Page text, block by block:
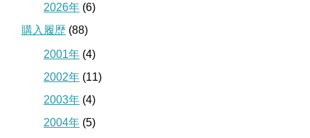
2026年 (6)
購入履歴 (88)
2001年 (4)
2002年 (11)
2003年 (4)
2004年 (5)